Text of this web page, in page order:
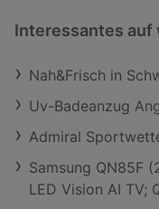
Interessantes auf
Nah&Frisch in
Uv-Badeanzug
Admiral
Samsung QN85F
LED Vision AI TV;